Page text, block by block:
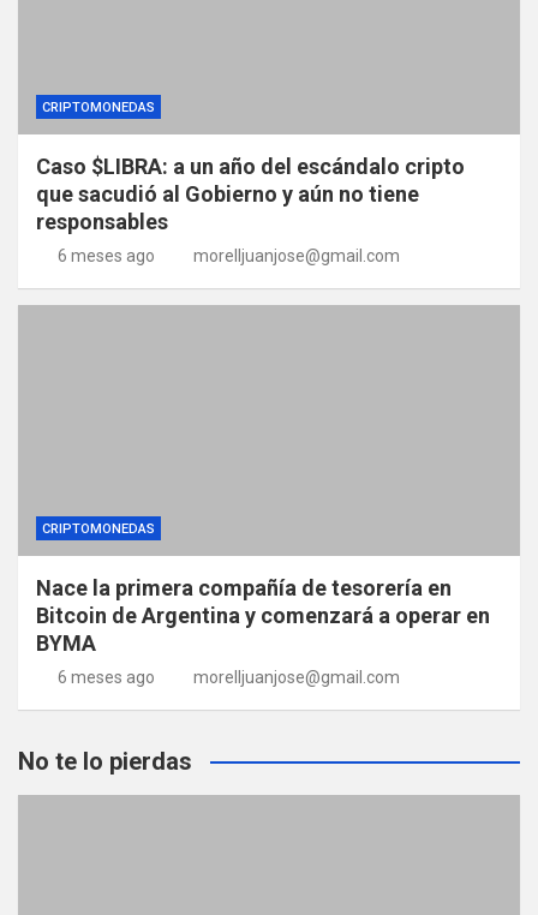
CRIPTOMONEDAS
Caso $LIBRA: a un año del escándalo cripto
que sacudió al Gobierno y aún no tiene
responsables
6 meses ago morelljuanjose@gmail.com
CRIPTOMONEDAS
Nace la primera compañía de tesorería en
Bitcoin de Argentina y comenzará a operar en
BYMA
6 meses ago morelljuanjose@gmail.com
No te lo pierdas